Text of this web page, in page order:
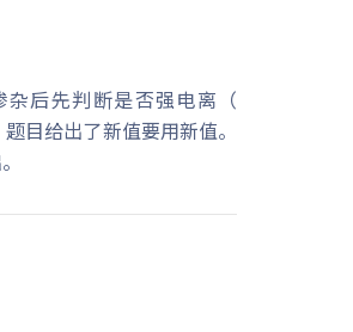
后先判断是否强电离（
目给出了新值要用新值。